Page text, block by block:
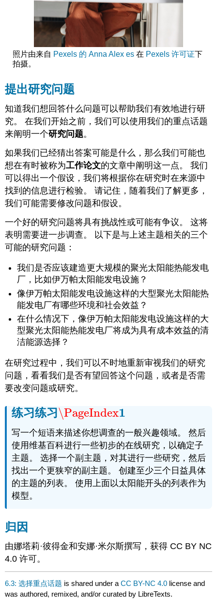
照片由来自 Pexels 的 Anna Alex es在 Pexels 许可证下
拍摄。
提出研究问题
知道我们想回答什么问题可以帮助我们有效地进行研
究。 在我们开始之前，我们可以使用我们的重点话题
来阐明一个研究问题。
如果我们已经猜出答案可能是什么，那么我们可能也
想在有时被称为工作论文的文章中阐明这一点。 我们
可以得出一个假设，我们将根据你在研究时在来源中
找到的信息进行检验。 请记住，随着我们了解更多，
我们可能需要修改问题和假设。
一个好的研究问题将具有挑战性或可能有争议。 这将
表明需要进一步调查。 以下是与上述主题相关的三个
可能的研究问题：
我们是否应该建造更大规模的聚光太阳能热能发电
厂，比如伊万帕太阳能发电设施？
像伊万帕太阳能发电设施这样的大型聚光太阳能热
能发电厂有哪些环境和社会效益？
在什么情况下，像伊万帕太阳能发电设施这样的大
型聚光太阳能热能发电厂将成为具有成本效益的清
洁能源选择？
在研究过程中，我们可以不时地重新审视我们的研究
问题，看看我们是否有望回答这个问题，或者是否需
要改变问题或研究。
练习练习\PageIndex1
\PageIndex1
写一个短语来描述你想调查的一般兴趣领域。 然后
使用维基百科进行一些初步的在线研究，以确定子
主题。 选择一个副主题，对其进行一些研究，然后
找出一个更狭窄的副主题。 创建至少三个日益具体
的主题的列表。 使用上面以太阳能开头的列表作为
模型。
归因
由娜塔莉·彼得金和安娜·米尔斯撰写，获得 CC BY NC
4.0 许可。
6.3: 选择重点话题 is shared under aCC BY-NC 4.0 license and
was authored, remixed, and/or curated by LibreTexts.